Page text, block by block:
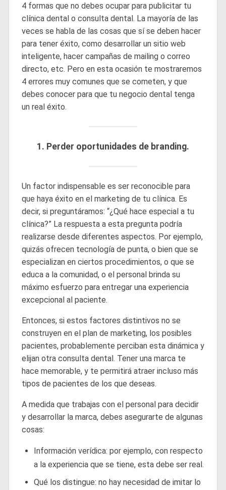
4 formas que no debes ocupar para publicitar tu
clínica dental o consulta dental. La mayoría de las
veces se habla de las cosas que sí se deben hacer
para tener éxito, como desarrollar un sitio web
inteligente, hacer campañas de mailing o correo
directo, etc. Pero en esta ocasión te mostraremos
4 errores muy comunes que se cometen, y que
debes conocer para que tu negocio dental tenga
un real éxito.
1. Perder oportunidades de branding.
Un factor indispensable es ser reconocible para
que haya éxito en el marketing de tu clínica. Es
decir, si preguntáramos: “¿Qué hace especial a tu
clínica?” La respuesta a esta pregunta podría
realizarse desde diferentes aspectos. Por ejemplo,
quizás ofrecen tecnología de punta, o bien que se
especializan en ciertos procedimientos, o que se
educa a la comunidad, o el personal brinda su
máximo esfuerzo para entregar una experiencia
excepcional al paciente.
Entonces, si estos factores distintivos no se
construyen en el plan de marketing, los posibles
pacientes, probablemente perciban esta dinámica y
elijan otra consulta dental. Tener una marca te
hace memorable, y te permitirá atraer incluso más
tipos de pacientes de los que deseas.
A medida que trabajas con el personal para decidir
y desarrollar la marca, debes asegurarte de algunas
cosas:
Información verídica: por ejemplo, con respecto
a la experiencia que se tiene, esta debe ser real.
Qué los distingue: no hay necesidad de imitar lo